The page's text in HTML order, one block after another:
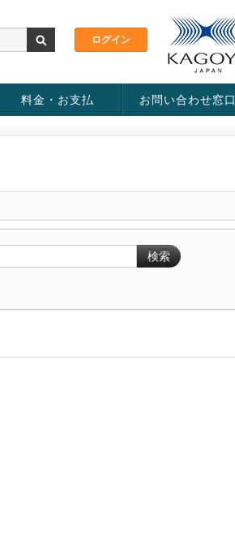
料金・お支払 お問い合わせ窓口
検索